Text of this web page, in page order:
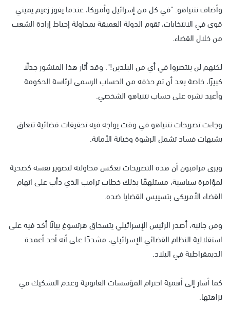
وأضاف نتنياهو: "في كل من إسرائيل وأمريكا، عندما يفوز زعيم يميني
قوي في الانتخابات، تقوم الدولة العميقة بمحاولة إحباط إرادة الشعب
من خلال القضاء.
لكنهم لن ينتصروا في أي من البلدين!". وقد أثار هذا المنشور جدلًا
كبيرًا، خاصة بعد أن تم حذفه من الحساب الرسمي لرئاسة الحكومة
وأعيد نشره على حساب نتنياهو الشخصي.
وجاءت تصريحات نتنياهو في وقت يواجه فيه تحقيقات قضائية تتعلق
بشبهات فساد تشمل الرشوة وخيانة الأمانة.
ويرى مراقبون أن هذه التصريحات تعكس محاولته لتصوير نفسه كضحية
لمؤامرة سياسية، مستلهمًا بذلك خطاب ترامب الذي دأب على اتهام
القضاء الأمريكي بتسييس القضايا ضده.
ومن جانبه، أصدر الرئيس الإسرائيلي يتسحاق هرتسوغ بيانًا أكد فيه على
استقلالية النظام القضائي الإسرائيلي، مشددًا على أنه أحد أعمدة
الديمقراطية في البلاد.
كما أشار إلى أهمية احترام المؤسسات القانونية وعدم التشكيك في
نزاهتها.